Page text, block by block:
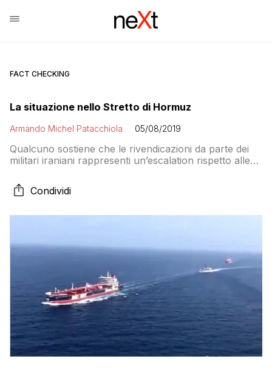
FACT CHECKING
La situazione nello Stretto di Hormuz
Armando Michel Patacchiola 05/08/2019
Qualcuno sostiene che le rivendicazioni da parte dei
militari iraniani rappresenti un’escalation rispetto alle
almeno per quanto riguarda il rapporto con gli altri
attori nella regione mediorientale
Condividi